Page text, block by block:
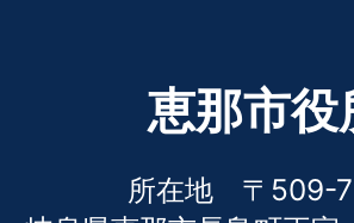
恵那市役
所在地 〒509-